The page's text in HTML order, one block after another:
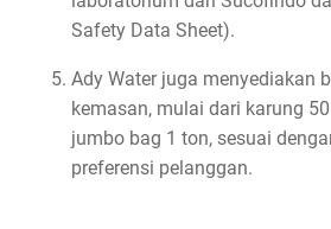
Safety Data Sheet).
Ady Water juga menyediakan
kemasan, mulai dari karung
jumbo bag 1 ton, sesuai
preferensi pelanggan.